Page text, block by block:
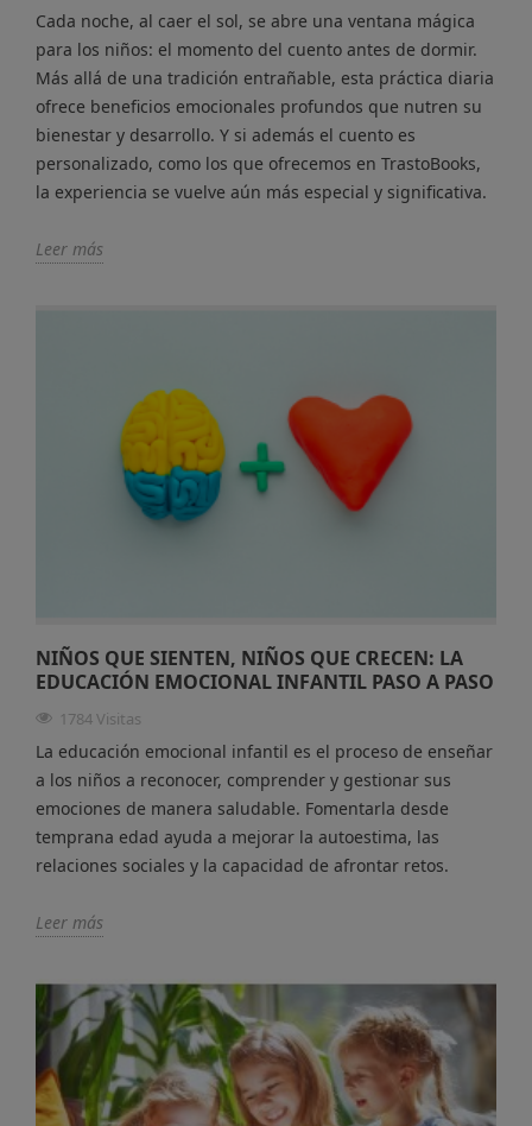
Cada noche, al caer el sol, se abre una ventana mágica
para los niños: el momento del cuento antes de dormir.
Más allá de una tradición entrañable, esta práctica diaria
ofrece beneficios emocionales profundos que nutren su
bienestar y desarrollo. Y si además el cuento es
personalizado, como los que ofrecemos en TrastoBooks,
la experiencia se vuelve aún más especial y significativa.
Leer más
NIÑOS QUE SIENTEN, NIÑOS QUE CRECEN: LA
EDUCACIÓN EMOCIONAL INFANTIL PASO A PASO
1784 Visitas
La educación emocional infantil es el proceso de enseñar
a los niños a reconocer, comprender y gestionar sus
emociones de manera saludable. Fomentarla desde
temprana edad ayuda a mejorar la autoestima, las
relaciones sociales y la capacidad de afrontar retos.
Leer más